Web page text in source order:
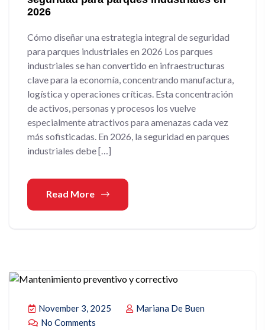
2026
Cómo diseñar una estrategia integral de seguridad
para parques industriales en 2026 Los parques
industriales se han convertido en infraestructuras
clave para la economía, concentrando manufactura,
logística y operaciones críticas. Esta concentración
de activos, personas y procesos los vuelve
especialmente atractivos para amenazas cada vez
más sofisticadas. En 2026, la seguridad en parques
industriales debe […]
Read More
November 3, 2025
Mariana De Buen
No Comments